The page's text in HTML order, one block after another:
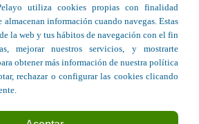
utiliza cookies propias con finalidad
almacenan información cuando navegas. Estas
la web y tus hábitos de navegación con el fin
mejorar nuestros servicios, y mostrarte
obtener más información de nuestra política
rechazar o configurar las cookies clicando